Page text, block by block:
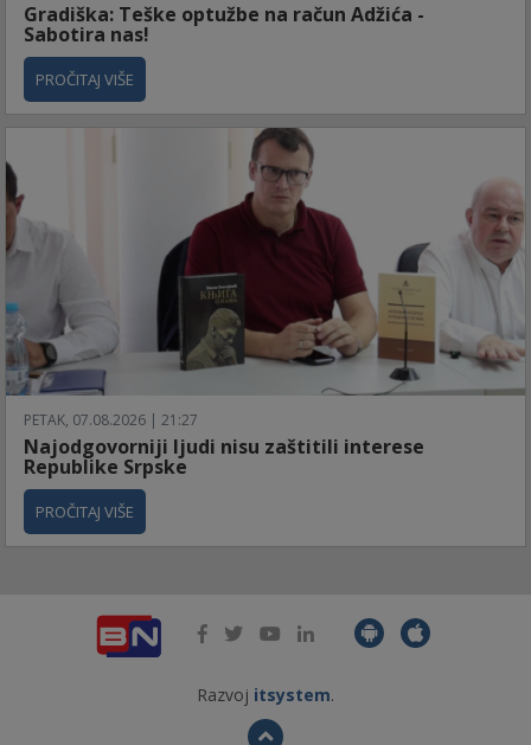
Gradiška: Teške optužbe na račun Adžića -
Sabotira nas!
PROČITAJ VIŠE
PETAK, 07.08.2026 | 21:27
Najodgovorniji ljudi nisu zaštitili interese
Republike Srpske
PROČITAJ VIŠE
Razvoj itsystem.